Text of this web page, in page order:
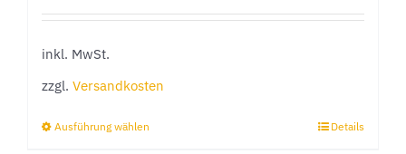
inkl. MwSt.
zzgl. Versandkosten
Ausführung wählen Details